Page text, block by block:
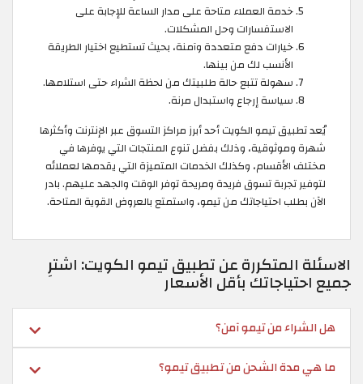
خدمة العملاء متاحة على مدار الساعة للإجابة على
الاستفسارات وحل المشكلات.
خيارات دفع متعددة وآمنة، بحيث تستطيع اختيار الطريقة
الأنسب لك من بينها.
سهولة تتبع حالة طلبيتك من لحظة الشراء حتى استلامها.
سياسة إرجاع واستبدال مرنة.
يُعد تطبيق تيمو الكويت أحد أبرز مراكز التسوق عبر الإنترنت وأكثرها
شهرة وموثوقية، وذلك بفضل تنوع المنتجات التي يوفرها في
مختلف الأقسام، وكذلك الخدمات المتميزة التي يقدمها لعملائه
لتوفير تجربة تسوق فريدة ومريحة توفر الوقت والجهد عليهم. بادر
الآن بطلب احتياجاتك من تيمو، واستمتع بالعروض القوية المتاحة.
الاسئلة المتكررة عن تطبيق تيمو الكويت: اشترِ
جميع احتياجاتك بأقل الأسعار
هل الشراء من تيمو آمن؟
ما هي مدة الشحن من تطبيق تيمو؟